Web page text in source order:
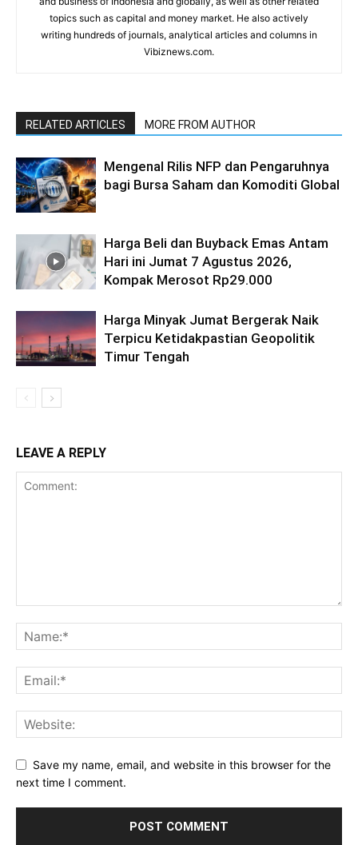
topics such as capital and money market. He also actively
writing hundreds of journals, analytical articles and columns in
Vibiznews.com.
RELATED ARTICLES MORE FROM AUTHOR
Mengenal Rilis NFP dan Pengaruhnya
bagi Bursa Saham dan Komoditi Global
Harga Beli dan Buyback Emas Antam
Hari ini Jumat 7 Agustus 2026,
Kompak Merosot Rp29.000
Harga Minyak Jumat Bergerak Naik
Terpicu Ketidakpastian Geopolitik
Timur Tengah
LEAVE A REPLY
Save my name, email, and website in this browser for the
next time I comment.